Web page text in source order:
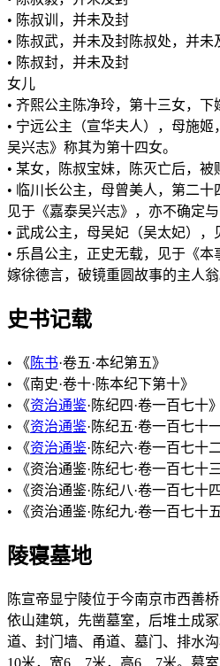
• 陈叔训，并未及封
• 陈叔武，并未及封陈叔处，并未
• 陈叔封，并未及封
女儿
• 齐熙公主陈净玲，第十三女，下
• 宁远公主（宣华夫人），母施姬，
吴兴志》称其为第十四女。
• 某女，陈叔宝妹，陈灭亡后，被
• 临川长公主，母曾美人，第二十
见于《嘉泰吴兴志》，亦不确定
• 武成公主，母吴妃（吴太妃），
• 乐昌公主，正史无载，见于《
嫁徐德言，破镜重圆故事的主人翁
史书记载
• 《 陈书·卷五·本纪第五》
• 《南史·卷十·陈本纪下第十》
• 《资治通鉴·陈纪四·卷一百七十》
• 《资治通鉴·陈纪五·卷一百七十一
• 《资治通鉴·陈纪六·卷一百七十二
• 《资治通鉴·陈纪七·卷一百七十三
• 《资治通鉴·陈纪八·卷一百七十四
• 《资治通鉴·陈纪九·卷一百七十五
陵寝墓地
陈宣帝显宁陵位于今南京市西善
依山建筑，先凿墓室，后堆土成
道、封门墙、甬道、墓门、排水
10米，宽6．7米，高6．7米。墓